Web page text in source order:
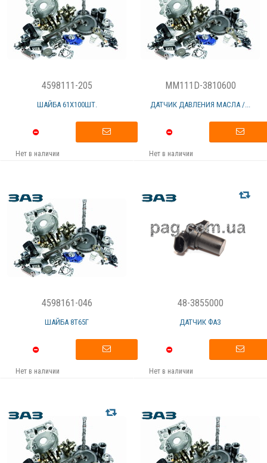
4598111-205
ШАЙБА 61Х100ШТ.
Нет в наличии
MM111D-3810600
ДАТЧИК ДАВЛЕНИЯ МАСЛА /...
Нет в наличии
4598161-046
ШАЙБА 8Т65Г
Нет в наличии
48-3855000
ДАТЧИК ФАЗ
Нет в наличии